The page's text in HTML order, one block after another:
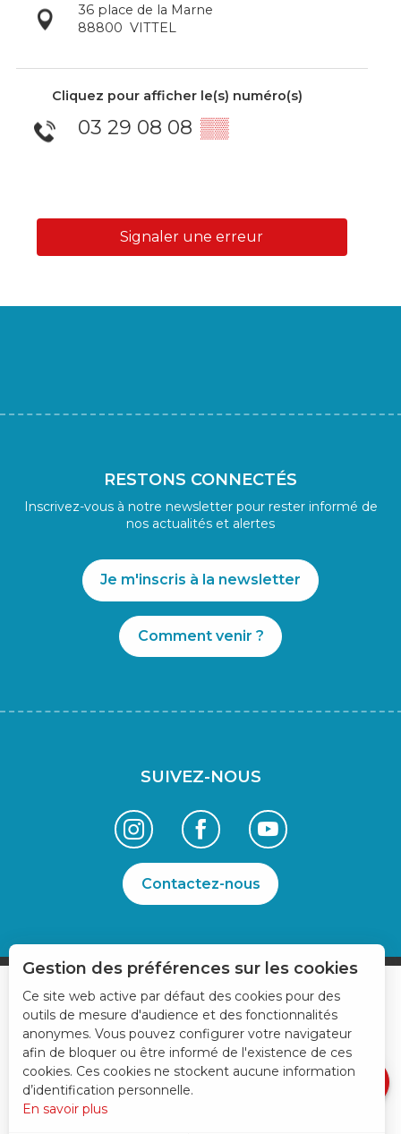
Description
Prestations
36 place de la Marne
88800 VITTEL
Cliquez pour afficher le(s) numéro(s)
03 29 08 08 ▒▒
Signaler une erreur
RESTONS CONNECTÉS
Inscrivez-vous à notre newsletter pour rester informé de
nos actualités et alertes
Je m'inscris à la newsletter
Comment venir ?
SUIVEZ-NOUS
Contactez-nous
Gestion des préférences sur les cookies
Ce site web active par défaut des cookies pour des
outils de mesure d'audience et des fonctionnalités
anonymes. Vous pouvez configurer votre navigateur
afin de bloquer ou être informé de l'existence de ces
cookies. Ces cookies ne stockent aucune information
d’identification personnelle.
En savoir plus